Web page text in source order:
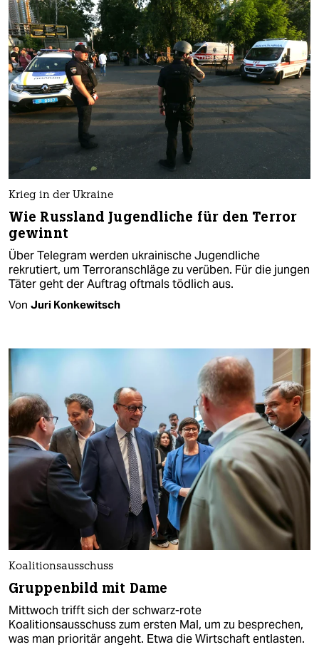
Krieg in der Ukraine
Wie Russland Jugendliche für den Terror
gewinnt
Über Telegram werden ukrainische Jugendliche
rekrutiert, um Terroranschläge zu verüben. Für die jungen
Täter geht der Auftrag oftmals tödlich aus.
Von Juri Konkewitsch
Koalitionsausschuss
Gruppenbild mit Dame
Mittwoch trifft sich der schwarz-rote
Koalitionsausschuss zum ersten Mal, um zu besprechen,
was man prioritär angeht. Etwa die Wirtschaft entlasten.